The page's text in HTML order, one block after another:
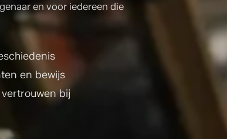
en voor iedereen die
en bewijs
bij